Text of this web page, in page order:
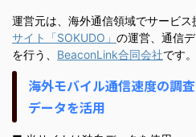
運営元は、海外通信領域でサービス
サイト「SOKUDO」 の運営、通信
を行う、 BeaconLink合同会社です。
海外モバイル通信速度の調
データを活用